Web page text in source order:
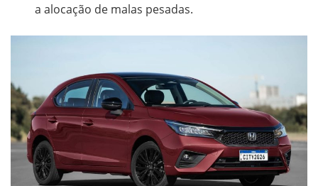
a alocação de malas pesadas.